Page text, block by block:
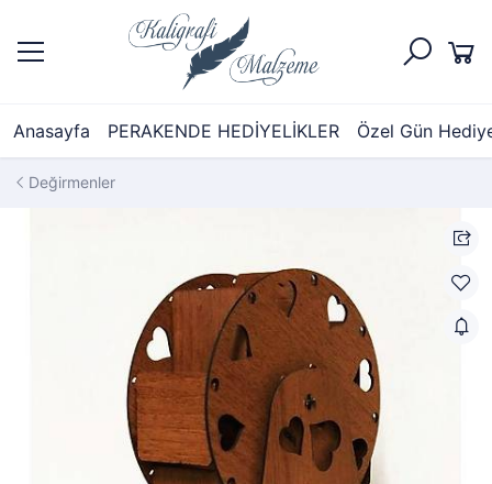
Anasayfa PERAKENDE HEDİYELİKLER Özel Gün
Değirmenler